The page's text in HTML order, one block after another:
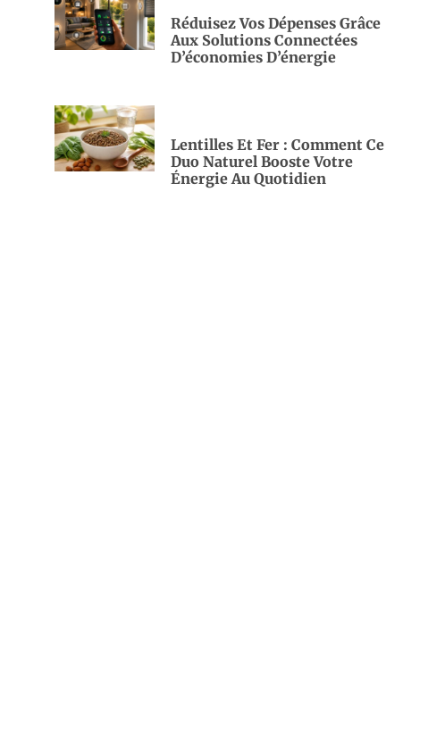
Réduisez Vos Dépenses Grâce
Aux Solutions Connectées
D’économies D’énergie
Lentilles Et Fer : Comment Ce
Duo Naturel Booste Votre
Énergie Au Quotidien